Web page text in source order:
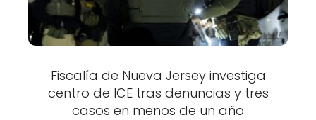
Fiscalía de Nueva Jersey investiga
centro de ICE tras denuncias y tres
casos en menos de un año